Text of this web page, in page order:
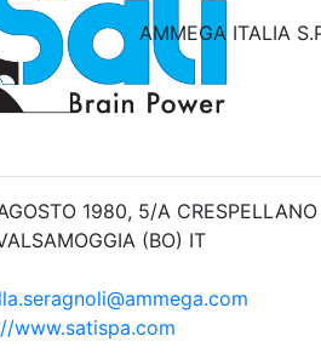
AMMEGA ITALIA
1980, 5/A CRESPELLANO
(BO) IT
www.satispa.com